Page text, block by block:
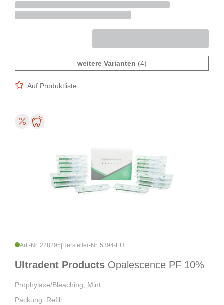
weitere Varianten (4)
Auf Produktliste
Art.-Nr. 228295 Hersteller-Nr. 5394-EU
Ultradent Products Opalescence PF 10%
Prophylaxe/Bleaching, Mint
Packung: Refill